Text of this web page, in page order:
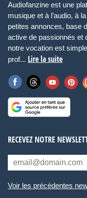
Audiofanzine est une
musique et à l’audio, à
petites annonces, base
active de passionnés et
notre vocation est
prof... Lire la suite
RECEVEZ NOTRE
Voir les précédentes